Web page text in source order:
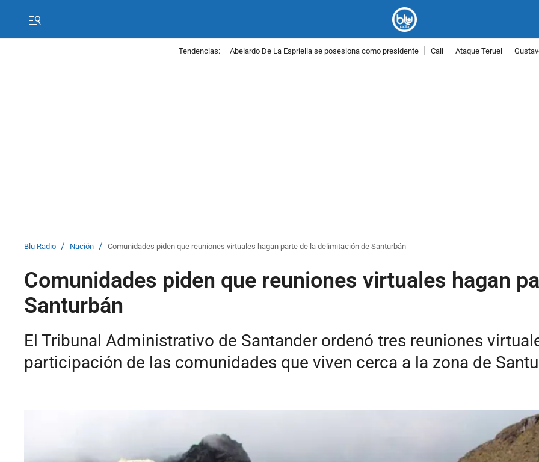
Tendencias: Abelardo De La Espriella se posesiona como presidente Cali Ataque Teruel
Blu Radio / Nación / Comunidades piden que reuniones virtuales hagan parte de la delimitación de Santurbán
Comunidades piden que reuniones virtuales hagan
Santurbán
El Tribunal Administrativo de Santander ordenó tres reuniones
participación de las comunidades que viven cerca a la zona de